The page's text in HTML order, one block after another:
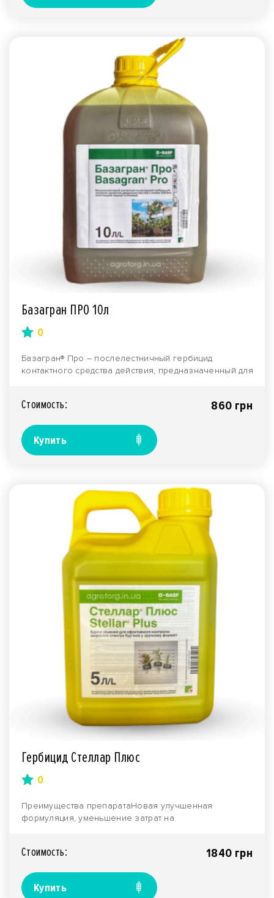
Базагран ПРО 10л
0
Базагран® Про – послелестничный гербицид
контактного средства действия, предназначенный для
Стоимость: 860 грн
Купить
Гербицид Стеллар Плюс
0
Преимущества препаратаНовая улучшенная
формуляция, уменьшение затрат на
Стоимость: 1840 грн
Купить